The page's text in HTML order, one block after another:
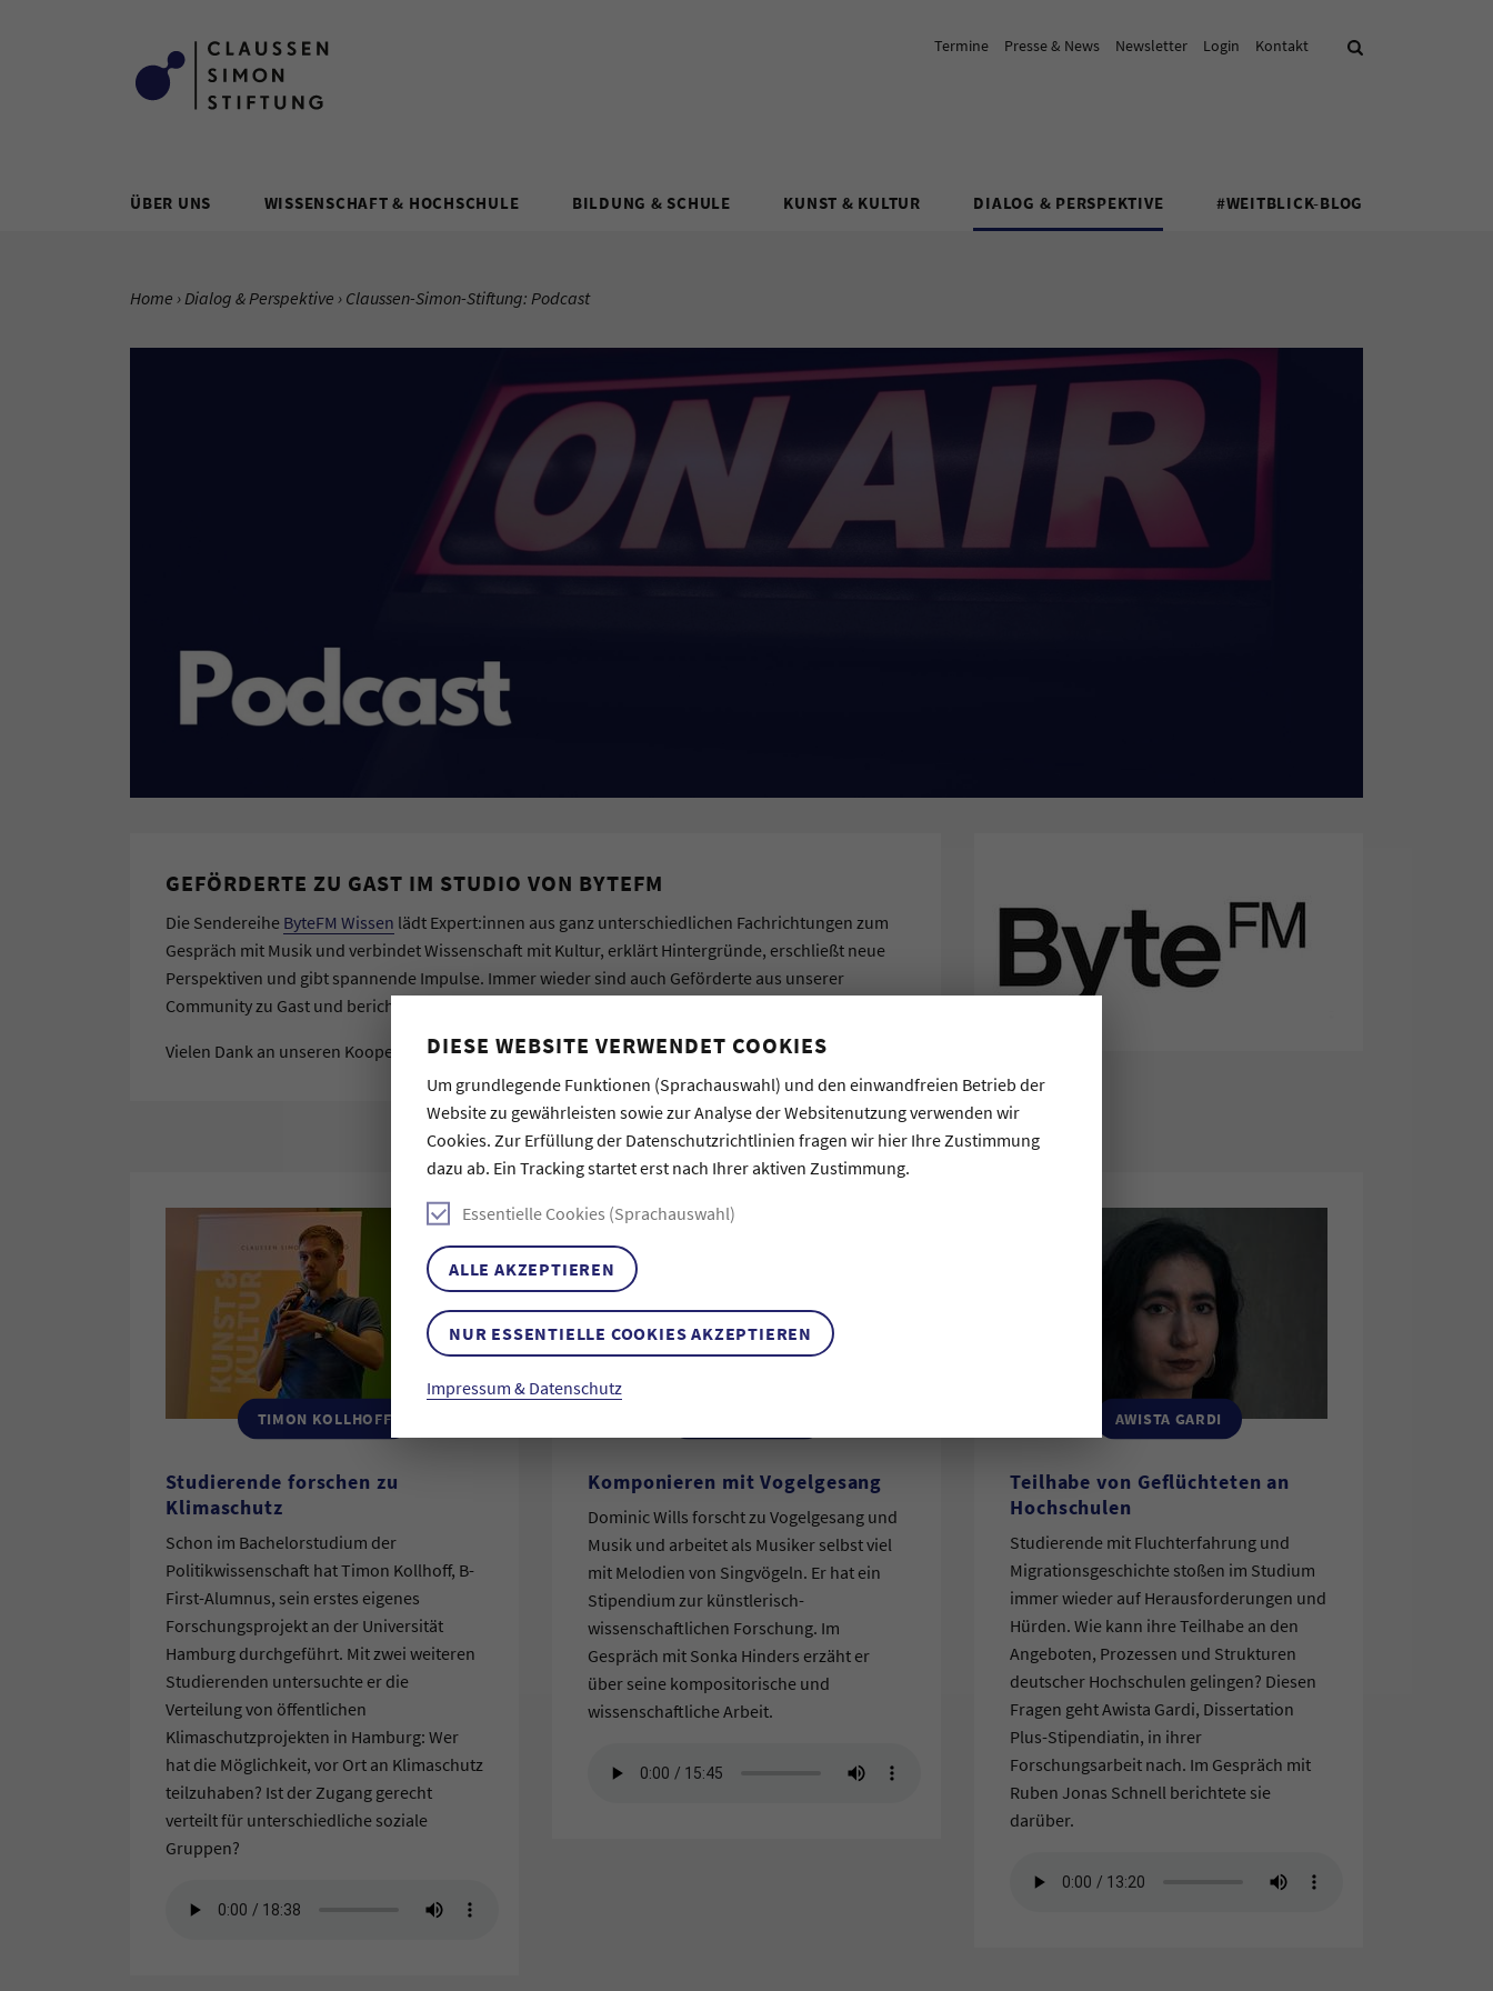
DIESE WEBSITE VERWENDET COOKIES
Um grundlegende Funktionen (Sprachauswahl) und den einwandfreien Betrieb der
Website zu gewährleisten sowie zur Analyse der Websitenutzung verwenden wir
Cookies. Zur Erfüllung der Datenschutzrichtlinien fragen wir hier Ihre Zustimmung
dazu ab. Ein Tracking startet erst nach Ihrer aktiven Zustimmung.
Essentielle Cookies (Sprachauswahl)
ALLE AKZEPTIEREN
NUR ESSENTIELLE COOKIES AKZEPTIEREN
Impressum & Datenschutz
Termine Presse & News Newsletter Login Kontakt Suche
ÜBER UNS WISSENSCHAFT & HOCHSCHULE BILDUNG & SCHULE KUNST & KULTUR DIALOG & PERSPEKTIVE #WEITBLICK-BLOG
SIE BEFINDEN SICH HIER:
Home Dialog & Perspektive Aktuelle Seite:
Claussen-Simon-Stiftung: Podcast
GEFÖRDERTE ZU GAST IM STUDIO VON BYTEFM
Die Sendereihe ByteFM Wissen lädt Expert:innen aus ganz unterschiedlichen Fachrichtungen zum
Gespräch mit Musik und verbindet Wissenschaft mit Kultur, erklärt Hintergründe, erschließt neue
Perspektiven und gibt spannende Impulse. Immer wieder sind auch Geförderte aus unserer
Community zu Gast und berichten über ihre Arbeit und ihre Forschung.
Vielen Dank an unseren Kooperationspartner ByteFM!
TIMON KOLLHOFF
Studierende forschen zu
Klimaschutz
Schon im Bachelorstudium der
Politikwissenschaft hat Timon Kollhoff, B-
First-Alumnus, sein erstes eigenes
Forschungsprojekt an der Universität
Hamburg durchgeführt. Mit zwei weiteren
Studierenden untersuchte er die
Verteilung von öffentlichen
Klimaschutzprojekten in Hamburg: Wer
hat die Möglichkeit, vor Ort an Klimaschutz
teilzuhaben? Ist der Zugang gerecht
verteilt für unterschiedliche soziale
Gruppen?
Komponieren mit Vogelgesang
Dominic Wills forscht zu Vogelgesang und
Musik und arbeitet als Musiker selbst viel
mit Melodien von Singvögeln. Er hat ein
Stipendium zur künstlerisch-
wissenschaftlichen Forschung. Im
Gespräch mit Sonka Hinders erzäht er
über seine kompositorische und
wissenschaftliche Arbeit.
AWISTA GARDI
Teilhabe von Geflüchteten an
Hochschulen
Studierende mit Fluchterfahrung und
Migrationsgeschichte stoßen im Studium
immer wieder auf Herausforderungen und
Hürden. Wie kann ihre Teilhabe an den
Angeboten, Prozessen und Strukturen
deutscher Hochschulen gelingen? Diesen
Fragen geht Awista Gardi, Dissertation
Plus-Stipendiatin, in ihrer
Forschungsarbeit nach. Im Gespräch mit
Ruben Jonas Schnell berichtete sie
darüber.